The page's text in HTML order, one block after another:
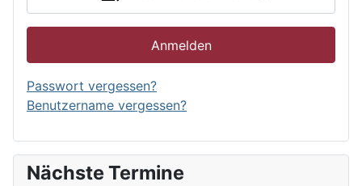
Anmelden
Passwort vergessen?
Benutzername vergessen?
Nächste Termine